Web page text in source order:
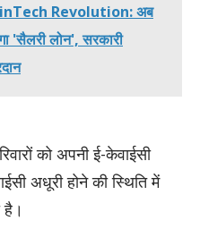
Revolution: अब
'सैलरी लोन', सरकारी
को अपनी ई-केवाईसी
अधूरी होने की स्थिति में